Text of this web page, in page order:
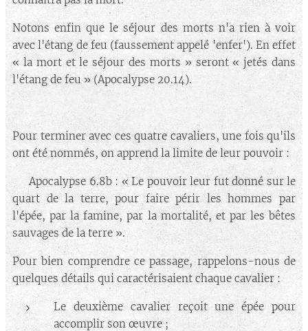
Notons enfin que le séjour des morts n'a rien à voir
avec l'étang de feu (faussement appelé 'enfer'). En effet
« la mort et le séjour des morts » seront « jetés dans
l'étang de feu » (Apocalypse 20.14).
Pour terminer avec ces quatre cavaliers, une fois qu'ils
ont été nommés, on apprend la limite de leur pouvoir :
🔘 Apocalypse 6.8b : « Le pouvoir leur fut donné sur le
quart de la terre, pour faire périr les hommes par
l'épée, par la famine, par la mortalité, et par les bêtes
sauvages de la terre ».
Pour bien comprendre ce passage, rappelons-nous de
quelques détails qui caractérisaient chaque cavalier :
Le deuxième cavalier reçoit une épée pour
accomplir son œuvre ;